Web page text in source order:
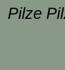
Pilze